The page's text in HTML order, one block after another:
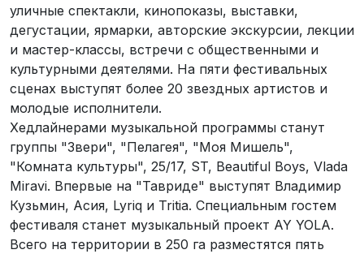
уличные спектакли, кинопоказы, выставки,
дегустации, ярмарки, авторские экскурсии, лекции
и мастер-классы, встречи с общественными и
культурными деятелями. На пяти фестивальных
сценах выступят более 20 звездных артистов и
молодые исполнители.
Хедлайнерами музыкальной программы станут
группы "Звери", "Пелагея", "Моя Мишель",
"Комната культуры", 25/17, ST, Beautiful Boys, Vlada
Miravi. Впервые на "Тавриде" выступят Владимир
Кузьмин, Асия, Lyriq и Tritia. Специальным гостем
фестиваля станет музыкальный проект AY YOLA.
Всего на территории в 250 га разместятся пять